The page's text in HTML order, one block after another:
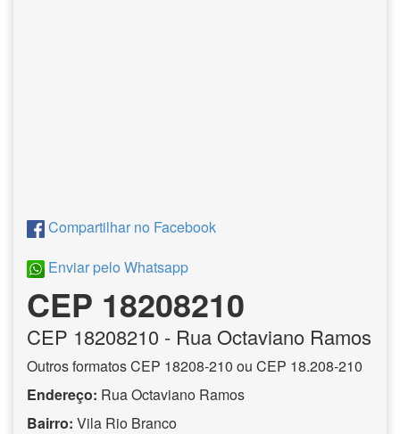
Compartilhar no Facebook
Enviar pelo Whatsapp
CEP 18208210
CEP 18208210 - Rua Octaviano Ramos
Outros formatos CEP 18208-210 ou CEP 18.208-210
Endereço: Rua Octaviano Ramos
Bairro: Vila Rio Branco